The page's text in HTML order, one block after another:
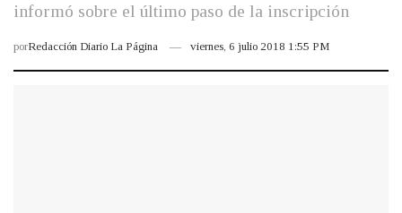
informó sobre el último paso de la inscripción
porRedacción Diario La Página viernes, 6 julio 2018 1:55 PM